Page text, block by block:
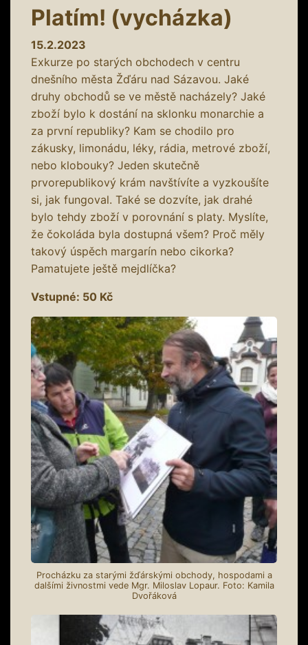
Platím! (vycházka)
15.2.2023
Exkurze po starých obchodech v centru
dnešního města Žďáru nad Sázavou. Jaké
druhy obchodů se ve městě nacházely? Jaké
zboží bylo k dostání na sklonku monarchie a
za první republiky? Kam se chodilo pro
zákusky, limonádu, léky, rádia, metrové zboží,
nebo klobouky? Jeden skutečně
prvorepublikový krám navštívíte a vyzkoušíte
si, jak fungoval. Také se dozvíte, jak drahé
bylo tehdy zboží v porovnání s platy. Myslíte,
že čokoláda byla dostupná všem? Proč měly
takový úspěch margarín nebo cikorka?
Pamatujete ještě mejdlíčka?
Vstupné: 50 Kč
Procházku za starými žďárskými obchody, hospodami a
dalšími živnostmi vede Mgr. Miloslav Lopaur. Foto: Kamila
Dvořáková